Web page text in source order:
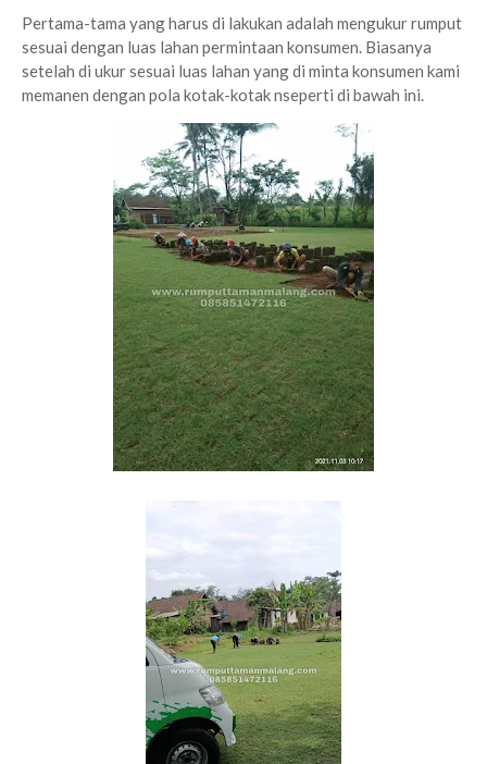
Pertama-tama yang harus di lakukan adalah mengukur rumput
sesuai dengan luas lahan permintaan konsumen. Biasanya
setelah di ukur sesuai luas lahan yang di minta konsumen kami
memanen dengan pola kotak-kotak nseperti di bawah ini.